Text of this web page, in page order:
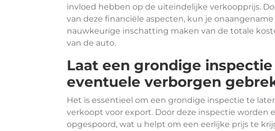
invloed hebben op de uiteindelijke verkoopprijs.
van deze financiële aspecten, kun je
nauwkeurige inschatting maken van de totale
van de auto.
Laat een grondige
eventuele verborgen
Het is essentieel om een grondige inspectie te
verkoopt voor export. Door deze inspectie worden
opgespoord, wat u helpt om een eerlijke prijs te